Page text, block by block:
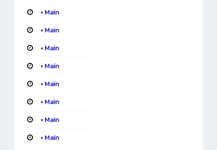
• Main
• Main
• Main
• Main
• Main
• Main
• Main
• Main